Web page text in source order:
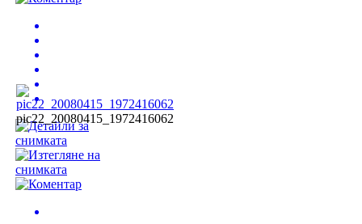
pic22_20080415_1972416062